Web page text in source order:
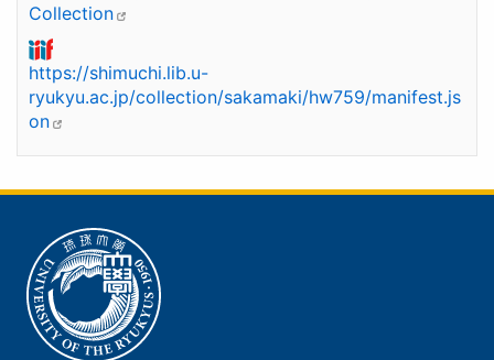
Collection
https://shimuchi.lib.u-
ryukyu.ac.jp/collection/sakamaki/hw759/manifest.js
on